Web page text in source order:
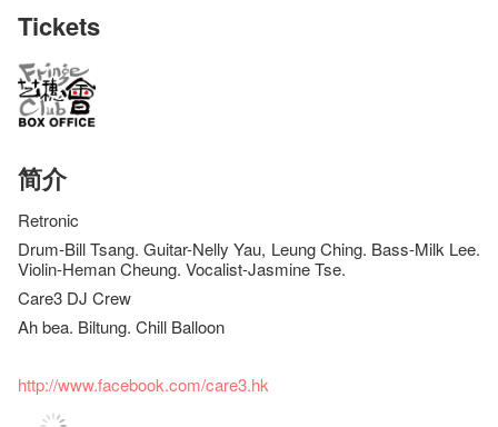
Tickets
简介
Retronic
Drum-Bill Tsang. Guitar-Nelly Yau, Leung Ching. Bass-Milk Lee.
Violin-Heman Cheung. Vocalist-Jasmine Tse.
Care3 DJ Crew
Ah bea. Biltung. Chill Balloon
http://www.facebook.com/care3.hk